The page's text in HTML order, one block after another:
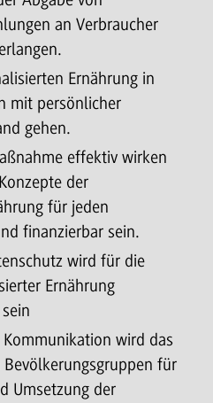
an Verbraucher
Ernährung in
mit persönlicher
gehen.
effektiv wirken
der
für jeden
finanzierbar sein.
wird für die
Ernährung
wird das
für
Umsetzung der